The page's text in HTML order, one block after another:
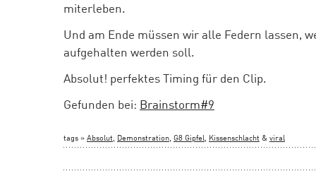
miterleben.
Und am Ende müssen wir alle Federn lassen,
aufgehalten werden soll.
Absolut! perfektes Timing für den Clip.
Gefunden bei: Brainstorm#9
tags » Absolut Demonstration G8 Gipfel Kissenschlacht & viral